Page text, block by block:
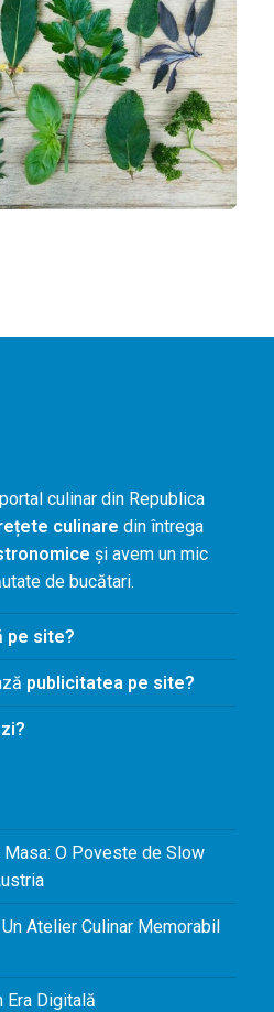
culinar din Republica
culinare din întrega
și avem un mic
de bucătari.
pe site?
publicitatea pe site?
Masa: O Poveste de Slow
Atelier Culinar Memorabil
Era Digitală